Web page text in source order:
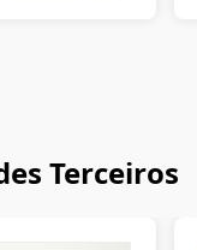
Terceiros